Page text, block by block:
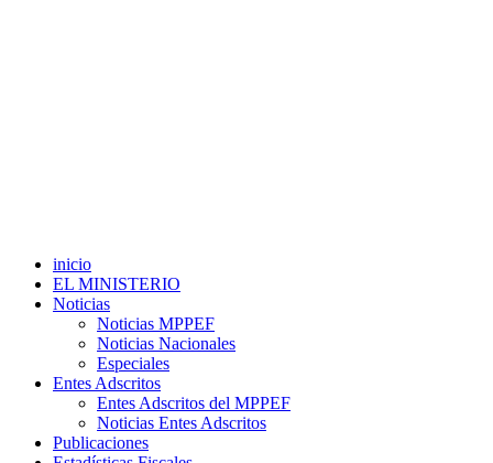
inicio
EL MINISTERIO
Noticias
Noticias MPPEF
Noticias Nacionales
Especiales
Entes Adscritos
Entes Adscritos del MPPEF
Noticias Entes Adscritos
Publicaciones